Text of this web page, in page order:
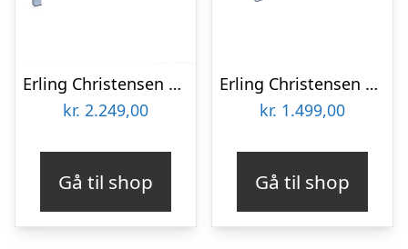
Erling Christensen Møbler Nordic spisebord Hvid melamin og eg kant 90×180 cm. : Erling Christensen Møbler : Erling Christensen Møbler
kr. 2.249,00
Gå til shop
Erling Christensen Møbler Nordic spisebord 80×120 cm. – hvid : Erling Christensen Møbler : Erling Christensen Møbler
kr. 1.499,00
Gå til shop